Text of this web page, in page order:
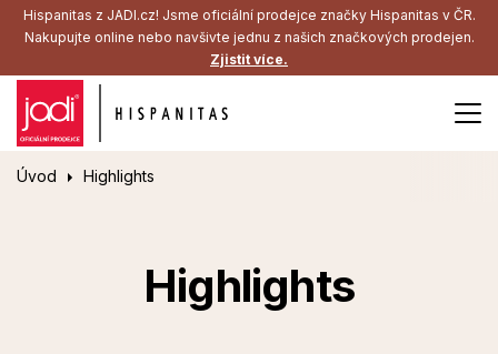
Hispanitas z JADI.cz! Jsme oficiální prodejce značky Hispanitas v ČR.
Nakupujte online nebo navšivte jednu z našich značkových prodejen.
Zjistit více.
Úvod Highlights
Highlights